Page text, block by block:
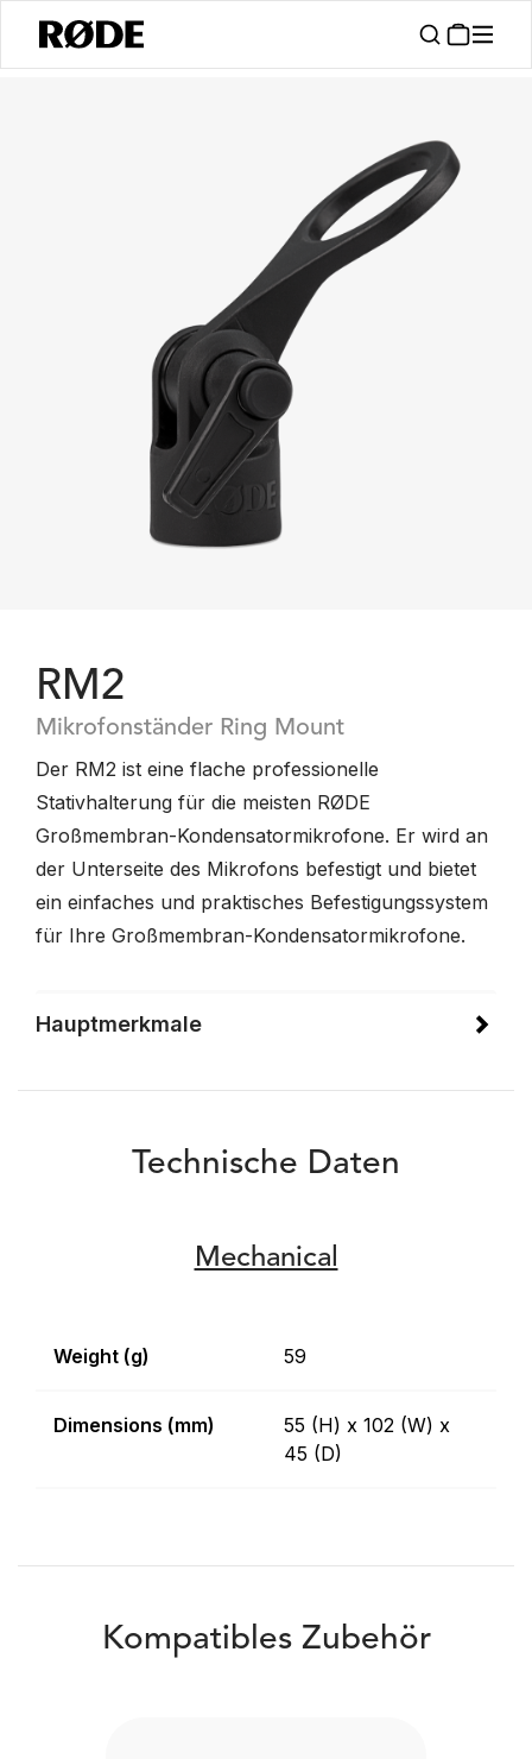
RM2
Mikrofonständer Ring Mount
Der RM2 ist eine flache professionelle
Stativhalterung für die meisten RØDE
Großmembran-Kondensatormikrofone. Er wird an
der Unterseite des Mikrofons befestigt und bietet
ein einfaches und praktisches Befestigungssystem
für Ihre Großmembran-Kondensatormikrofone.
Hauptmerkmale
Technische Daten
Mechanical
Weight (g) 59
Dimensions (mm)
55 (H) x 102 (W) x
45 (D)
Kompatibles Zubehör